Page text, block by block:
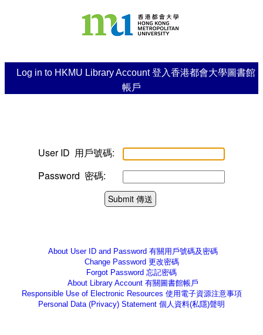
Log in to HKMU Library Account 登入香港都會大學圖書館
帳戶
User ID 用戶號碼:
Password 密碼:
Submit 傳送
About User ID and Password 有關用戶號碼及密碼
Change Password 更改密碼
Forgot Password 忘記密碼
About Library Account 有關圖書館帳戶
Responsible Use of Electronic Resources 使用電子資源注意事項
Personal Data (Privacy) Statement 個人資料(私隱)聲明